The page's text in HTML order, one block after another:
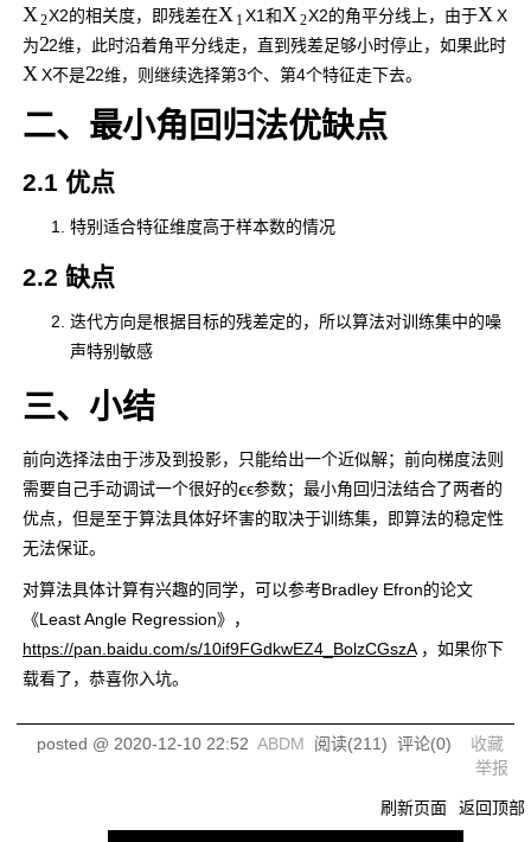
X2X2的相关度，即残差在X 1 X1和X2X2的角平分线上，由于X X
为22维，此时沿着角平分线走，直到残差足够小时停止，如果此时
XX不是22维，则继续选择第3个、第4个特征走下去。
二、最小角回归法优缺点
2.1 优点
特别适合特征维度高于样本数的情况
2.2 缺点
迭代方向是根据目标的残差定的，所以算法对训练集中的噪
声特别敏感
三、小结
前向选择法由于涉及到投影，只能给出一个近似解；前向梯度法则
需要自己手动调试一个很好的ϵϵ参数；最小角回归法结合了两者的
优点，但是至于算法具体好坏害的取决于训练集，即算法的稳定性
无法保证。
对算法具体计算有兴趣的同学，可以参考Bradley Efron的论文
《Least Angle Regression》，
https://pan.baidu.com/s/10if9FGdkwEZ4_BolzCGszA，如果你下
载看了，恭喜你入坑。
posted @ 2020-12-10 22:52 ABDM 阅读(211) 评论(0) 收藏
举报
刷新页面 返回顶部